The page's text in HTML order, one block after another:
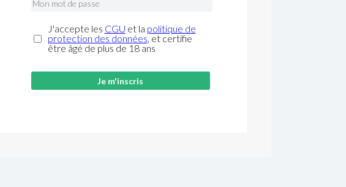
J'accepte les CGU et la politique de
protection des données, et certifie
être âgé de plus de 18 ans